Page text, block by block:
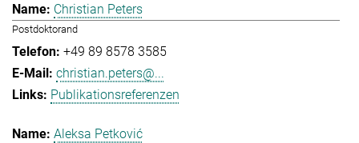
Christian Peters
Postdoktorand
+49 89 8578 3585
christian.peters@...
Publikationsreferenzen
Aleksa Petković